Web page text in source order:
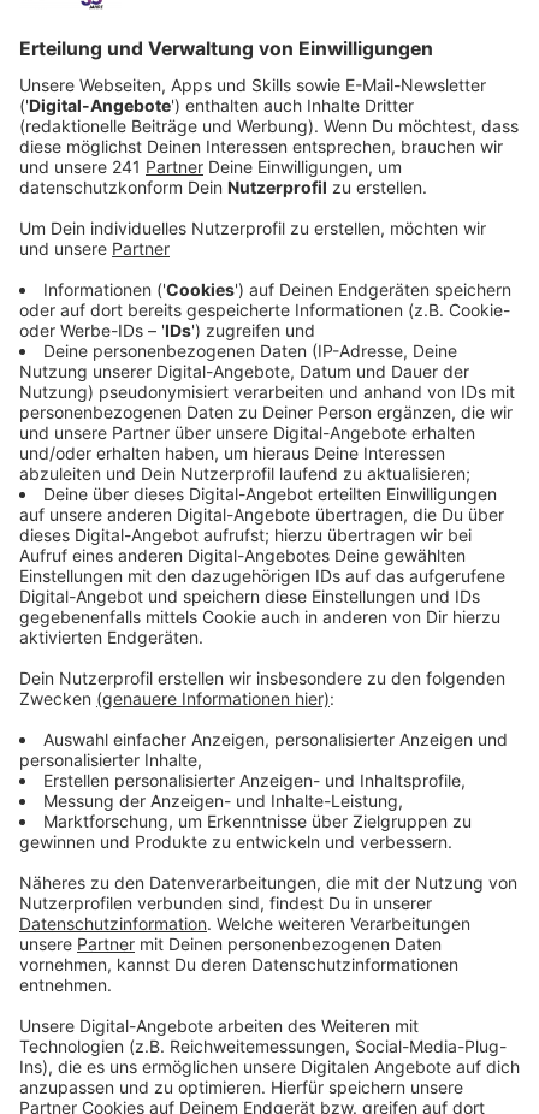
Anzeige
Spurwechsel verursacht Unfall
Anzeige
42-jährige Leverkusenerin schwer verletzt worden. Sie
war gegen 8:30 Uhr mit ihrem Seat auf der
Opladenerstraße unterwegs, als eine 66-jährige
Monheimerin in den Gegenverkehr geriet. Grund dafür
war laut Polizei ein anderer Monheimer, der ohne
Rückblick sie Spur gewechselt haben soll.
Anzeige
Strafverfahren gegen Unfallverursacher
Anzeige
Diesem Fahrer musste die Monheimerin ausweichen
und stieß so mit der Leverkusenerin zusammen. Beide
wurden verletzt in ein Krankenhaus gebracht. Die
Autos mussten abgeschleppt werden, es ist ein
Schaden von circa 30.000 Euro entstanden. Die Polizei
hat auch den Verursacher gefunden und gegen ihn ein
Strafverfahren eigeleitet. Außerdem wurde sein
Führerschein eingezogen.
Anzeige
Weitere Meldungen aus Leverkusen
Anzeige